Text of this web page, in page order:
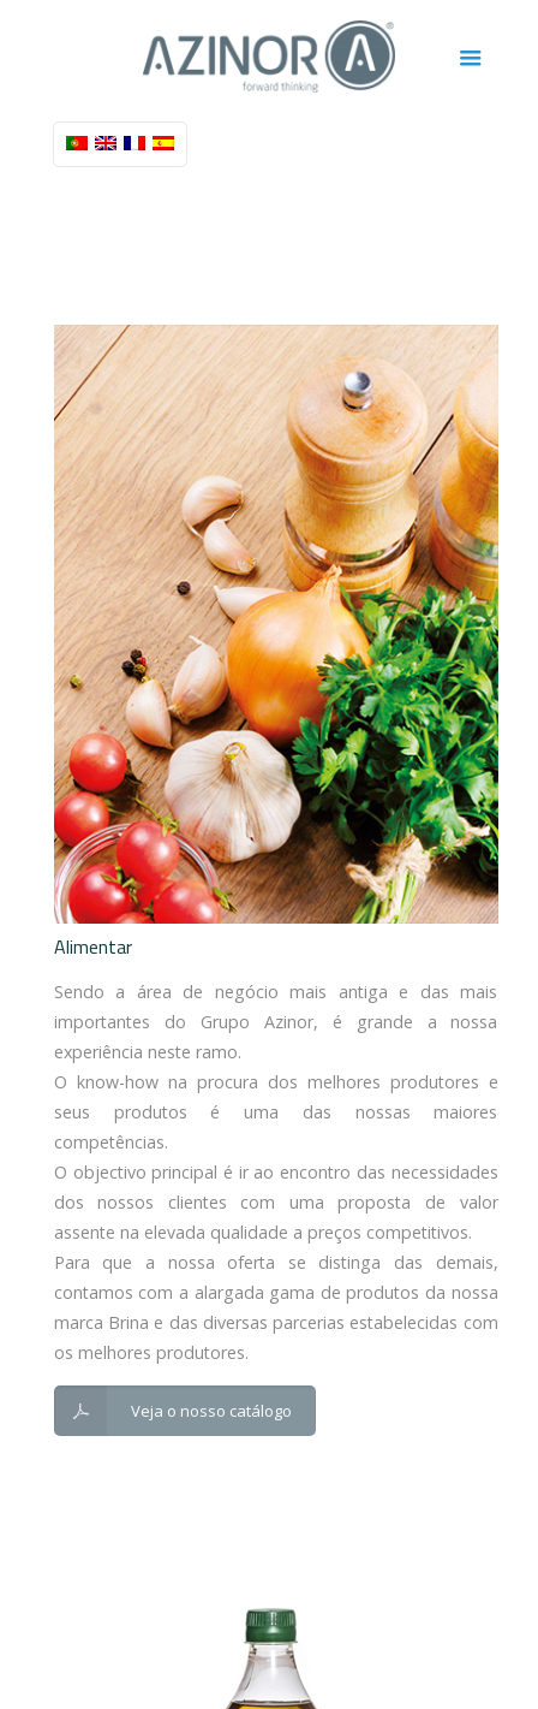
Alimentar
Sendo a área de negócio mais antiga e das mais
importantes do Grupo Azinor, é grande a nossa
experiência neste ramo.
O know-how na procura dos melhores produtores e
seus produtos é uma das nossas maiores
competências.
O objectivo principal é ir ao encontro das necessidades
dos nossos clientes com uma proposta de valor
assente na elevada qualidade a preços competitivos.
Para que a nossa oferta se distinga das demais,
contamos com a alargada gama de produtos da nossa
marca Brina e das diversas parcerias estabelecidas com
os melhores produtores.
Veja o nosso catálogo